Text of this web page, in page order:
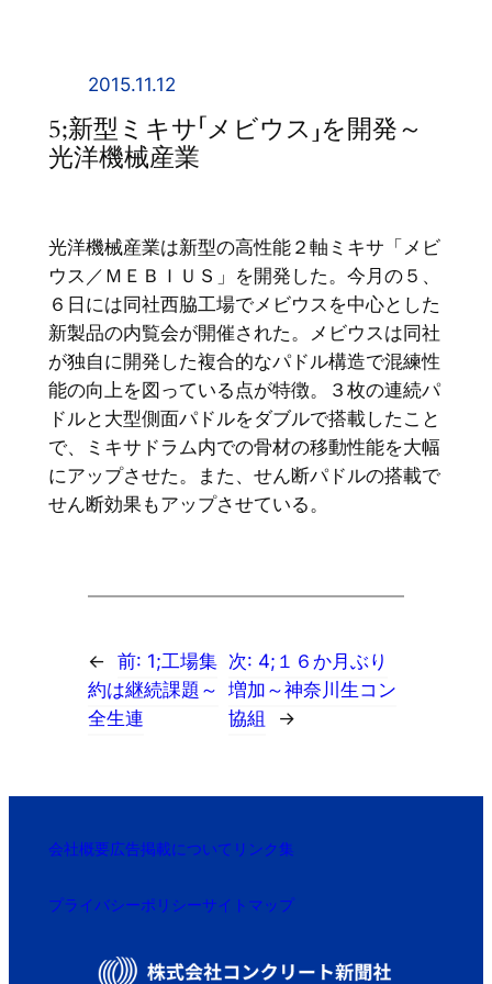
2015.11.12
5;新型ミキサ「メビウス」を開発～
光洋機械産業
光洋機械産業は新型の高性能２軸ミキサ「メビ
ウス／ＭＥＢＩＵＳ」を開発した。今月の５、
６日には同社西脇工場でメビウスを中心とした
新製品の内覧会が開催された。メビウスは同社
が独自に開発した複合的なパドル構造で混練性
能の向上を図っている点が特徴。３枚の連続パ
ドルと大型側面パドルをダブルで搭載したこと
で、ミキサドラム内での骨材の移動性能を大幅
にアップさせた。また、せん断パドルの搭載で
せん断効果もアップさせている。
← 前: 1;工場集
約は継続課題～
全生連
次: 4;１６か月ぶり
増加～神奈川生コン
協組
→
会社概要広告掲載について リンク集
プライバシーポリシーサイトマップ